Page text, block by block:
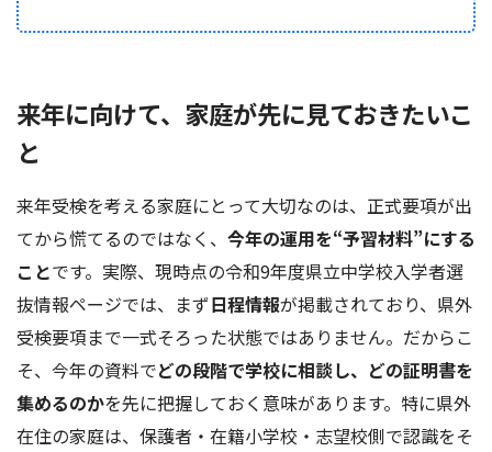
来年に向けて、家庭が先に見ておきたいこ
と
来年受検を考える家庭にとって大切なのは、正式要項が出
てから慌てるのではなく、 今年の運用を“予習材料”にする
ことです。実際、現時点の令和9年度県立中学校入学者選
抜情報ページでは、まず日程情報が掲載されており、県外
受検要項まで一式そろった状態ではありません。だからこ
そ、今年の資料でどの段階で学校に相談し、どの証明書を
集めるのかを先に把握しておく意味があります。特に県外
在住の家庭は、保護者・在籍小学校・志望校側で認識をそ